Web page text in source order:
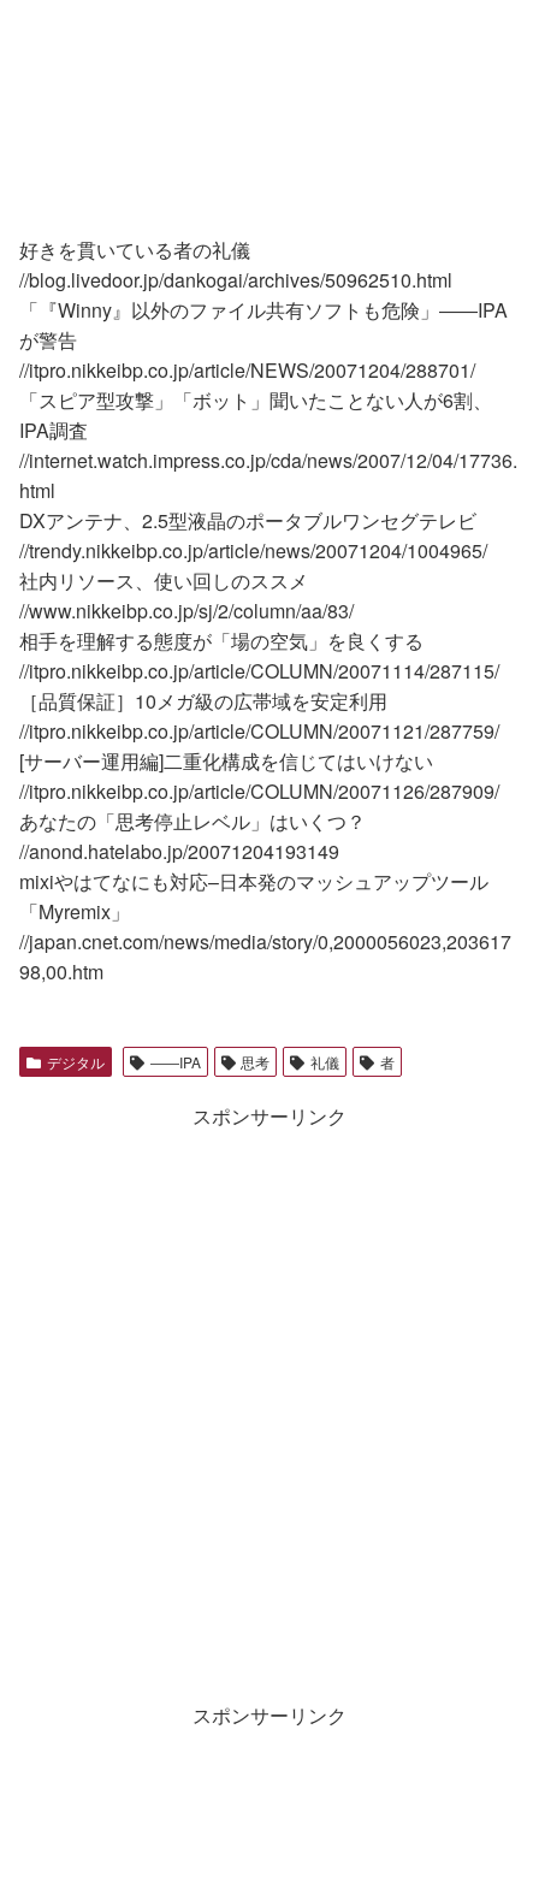
好きを貫いている者の礼儀
//blog.livedoor.jp/dankogai/archives/50962510.html
「『Winny』以外のファイル共有ソフトも危険」――IPA
が警告
//itpro.nikkeibp.co.jp/article/NEWS/20071204/288701/
「スピア型攻撃」「ボット」聞いたことない人が6割、
IPA調査
//internet.watch.impress.co.jp/cda/news/2007/12/04/17736.
html
DXアンテナ、2.5型液晶のポータブルワンセグテレビ
//trendy.nikkeibp.co.jp/article/news/20071204/1004965/
社内リソース、使い回しのススメ
//www.nikkeibp.co.jp/sj/2/column/aa/83/
相手を理解する態度が「場の空気」を良くする
//itpro.nikkeibp.co.jp/article/COLUMN/20071114/287115/
［品質保証］10メガ級の広帯域を安定利用
//itpro.nikkeibp.co.jp/article/COLUMN/20071121/287759/
[サーバー運用編]二重化構成を信じてはいけない
//itpro.nikkeibp.co.jp/article/COLUMN/20071126/287909/
あなたの「思考停止レベル」はいくつ？
//anond.hatelabo.jp/20071204193149
mixiやはてなにも対応–日本発のマッシュアップツール
「Myremix」
//japan.cnet.com/news/media/story/0,2000056023,203617
98,00.htm
デジタル ――IPA 思考 礼儀 者
スポンサーリンク
スポンサーリンク